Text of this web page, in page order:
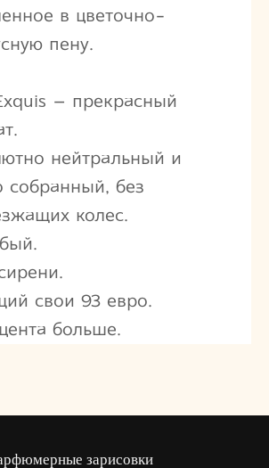
в цветочно-
пену.
– прекрасный
нейтральный и
собранный, без
колес.
свои 93 евро.
больше.
зарисовки